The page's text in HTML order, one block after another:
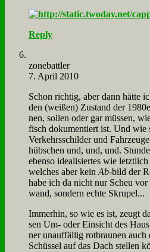
Reply
zone­batt­ler
7. April 2010
Schon rich­tig, aber dann hät­te
den (wei­ßen) Zu­stand der
nen, sol­len oder gar müs­sen,
fisch do­ku­men­tiert ist. Und wie
Ver­kehrs­schil­der und
hüb­schen und, und, und.
eben­so idea­li­sier­tes wie
wel­ches aber kein Ab-bild der
ha­be ich da nicht nur Scheu
wand, son­dern ech­te Skru­pel...
Im­mer­hin, so wie es ist, zeugt
sen Um- oder Ein­sicht des
ner un­auf­fäl­lig rot­brau­nen auch
Schüs­sel auf das Dach stel­len